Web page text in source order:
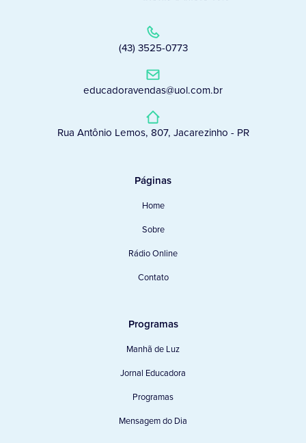
(43) 3525-0773
educadoravendas@uol.com.br
Rua Antônio Lemos, 807, Jacarezinho - PR
Páginas
Home
Sobre
Rádio Online
Contato
Programas
Manhã de Luz
Jornal Educadora
Programas
Mensagem do Dia